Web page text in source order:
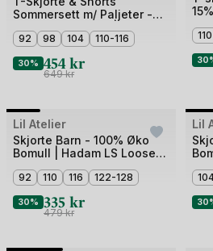
fokus på bærekraft og
Bruk
for å få
ikke lar seg vaske.
av
Sommersett m/ Paljeter -
Puff Set
92 98 104 110-116
30% 454kr
649kr
110
Outlet
Bilde
av
Lil Atelier
Skjorte Barn - 100% Øko
Bomull | Hadam LS Loose
92 110 116 122-128
30% 335 kr
479kr
Bilde
av
Lil